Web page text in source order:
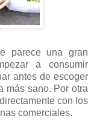
parece una gran
a consumir
antes de escoger
más sano. Por otra
con los
comerciales.